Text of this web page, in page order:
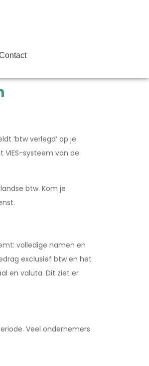
‘btw verlegd’ op je
systeem van de
btw. Kom je
volledige namen en
exclusief btw en het
en valuta. Dit ziet er
Veel ondernemers